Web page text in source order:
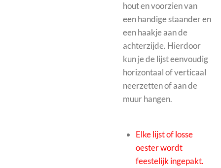
hout en voorzien van
een handige staander en
een haakje aan de
achterzijde. Hierdoor
kun je de lijst eenvoudig
horizontaal of verticaal
neerzetten of aan de
muur hangen.
Elke lijst of losse
oester wordt
feestelijk ingepakt.